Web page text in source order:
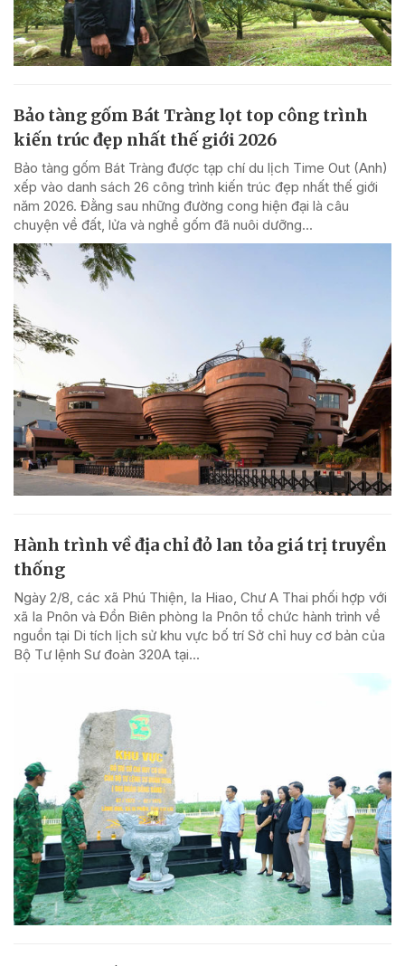
Bảo tàng gốm Bát Tràng lọt top công trình
kiến trúc đẹp nhất thế giới 2026
Bảo tàng gốm Bát Tràng được tạp chí du lịch Time Out (Anh)
xếp vào danh sách 26 công trình kiến trúc đẹp nhất thế giới
năm 2026. Đằng sau những đường cong hiện đại là câu
chuyện về đất, lửa và nghề gốm đã nuôi dưỡng...
Hành trình về địa chỉ đỏ lan tỏa giá trị truyền
thống
Ngày 2/8, các xã Phú Thiện, Ia Hiao, Chư A Thai phối hợp với
xã Ia Pnôn và Đồn Biên phòng Ia Pnôn tổ chức hành trình về
nguồn tại Di tích lịch sử khu vực bố trí Sở chỉ huy cơ bản của
Bộ Tư lệnh Sư đoàn 320A tại...